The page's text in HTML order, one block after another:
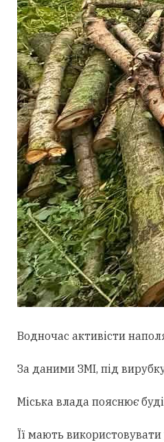
Водночас активісти
За даними ЗМІ, під
Міська влада пояснює
Її мають